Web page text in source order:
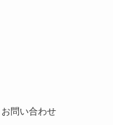
お問い合わせ